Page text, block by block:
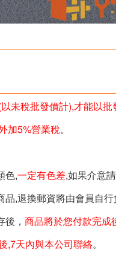
未稅批發價計),才能以批
加5%營業稅。
色,一定有色差,如果介意
品,退換郵資將由會員自行
， 商品將於您付款完成
,7天內與本公司聯絡。